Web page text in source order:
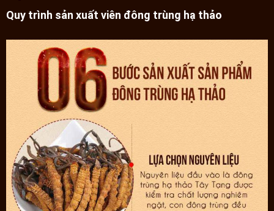
Quy trình sản xuất viên đông trùng hạ thảo